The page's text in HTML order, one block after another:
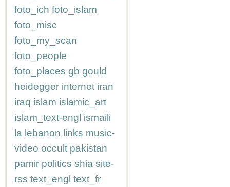
foto_ich foto_islam
foto_misc
foto_my_scan
foto_people
foto_places gb gould
heidegger internet iran
iraq islam islamic_art
islam_text-engl ismaili
la lebanon links music-
video occult pakistan
pamir politics shia site-
rss text_engl text_fr